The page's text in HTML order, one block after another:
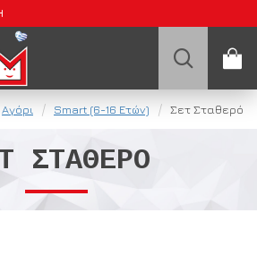
Αγόρι Smart (6-16 Ετών) Σετ Σταθερό
ΣΤΑΘΕΡΌ